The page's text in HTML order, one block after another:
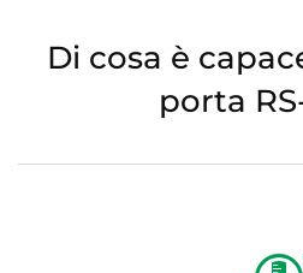
Di cosa è
porta